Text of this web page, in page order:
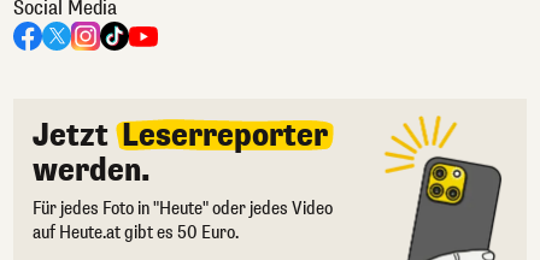
Social Media
Jetzt Leserreporter
werden.
Für jedes Foto in "Heute" oder jedes Video
auf Heute.at gibt es 50 Euro.